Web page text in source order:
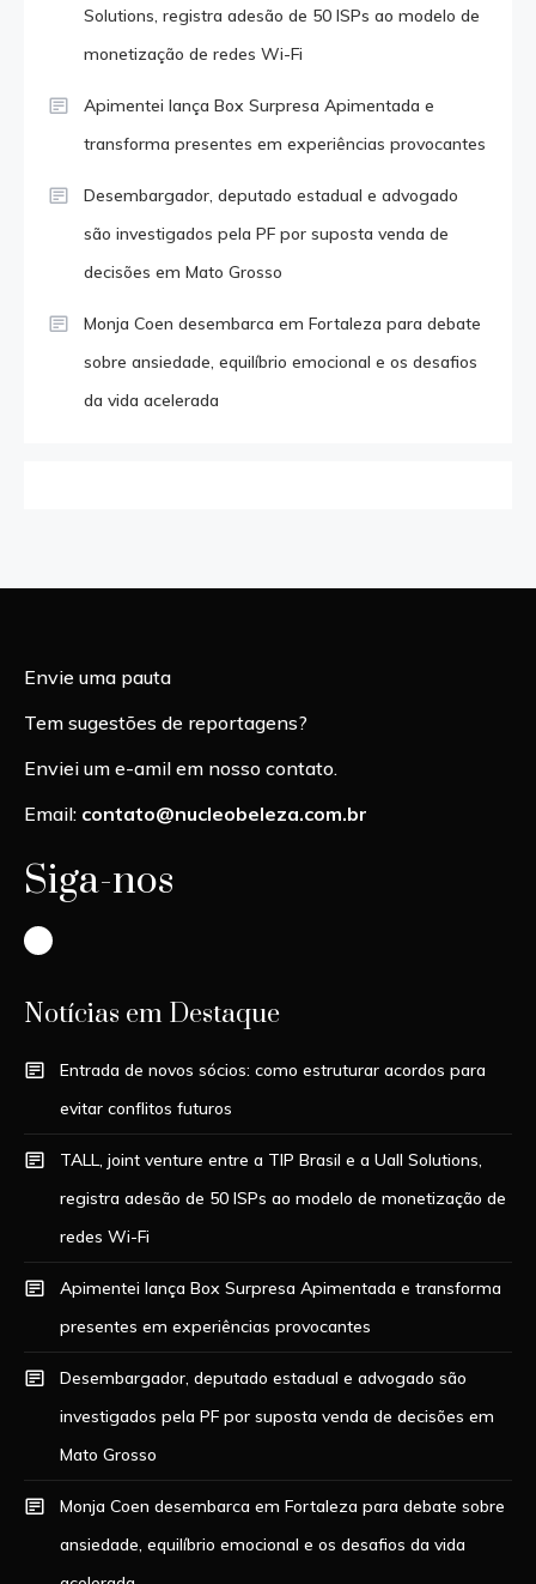
Solutions, registra adesão de 50 ISPs ao modelo de
monetização de redes Wi-Fi
Apimentei lança Box Surpresa Apimentada e
transforma presentes em experiências provocantes
Desembargador, deputado estadual e advogado
são investigados pela PF por suposta venda de
decisões em Mato Grosso
Monja Coen desembarca em Fortaleza para debate
sobre ansiedade, equilíbrio emocional e os desafios
da vida acelerada
Envie uma pauta
Tem sugestões de reportagens?
Enviei um e-amil em nosso contato.
Email: contato@nucleobeleza.com.br
Siga-nos
Instagram
Notícias em Destaque
Entrada de novos sócios: como estruturar acordos para
evitar conflitos futuros
TALL, joint venture entre a TIP Brasil e a Uall Solutions,
registra adesão de 50 ISPs ao modelo de monetização de
redes Wi-Fi
Apimentei lança Box Surpresa Apimentada e transforma
presentes em experiências provocantes
Desembargador, deputado estadual e advogado são
investigados pela PF por suposta venda de decisões em
Mato Grosso
Monja Coen desembarca em Fortaleza para debate sobre
ansiedade, equilíbrio emocional e os desafios da vida